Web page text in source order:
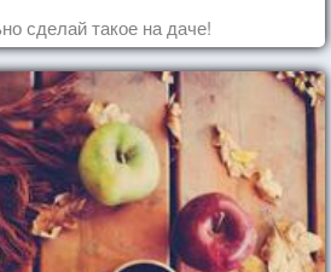
сделай такое на даче!